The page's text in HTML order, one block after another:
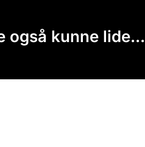
også kunne lide...